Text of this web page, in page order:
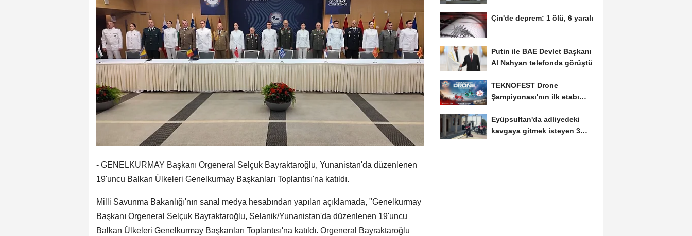
- GENELKURMAY Başkanı Orgeneral Selçuk Bayraktaroğlu, Yunanistan'da düzenlenen
19'uncu Balkan Ülkeleri Genelkurmay Başkanları Toplantısı'na katıldı.
Milli Savunma Bakanlığı'nın sanal medya hesabından yapılan açıklamada, "Genelkurmay
Başkanı Orgeneral Selçuk Bayraktaroğlu, Selanik/Yunanistan'da düzenlenen 19'uncu
Balkan Ülkeleri Genelkurmay Başkanları Toplantısı'na katıldı. Orgeneral Bayraktaroğlu
Çin'de deprem: 1 ölü, 6 yaralı
Putin ile BAE Devlet Başkanı
Al Nahyan telefonda görüştü
TEKNOFEST Drone
Şampiyonası'nın ilk etabı
Eyüpsultan'da adliyedeki
kavgaya gitmek isteyen 3